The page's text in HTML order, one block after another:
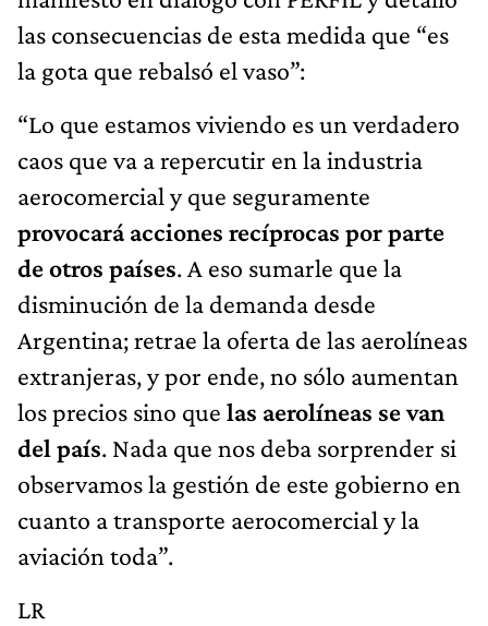
las consecuencias de esta medida que “es
la gota que rebalsó el vaso”:
“Lo que estamos viviendo es un verdadero
caos que va a repercutir en la industria
aerocomercial y que seguramente
provocará acciones recíprocas por parte
de otros países. A eso sumarle que la
disminución de la demanda desde
Argentina; retrae la oferta de las aerolíneas
extranjeras, y por ende, no sólo aumentan
los precios sino que las aerolíneas se van
del país. Nada que nos deba sorprender si
observamos la gestión de este gobierno en
cuanto a transporte aerocomercial y la
aviación toda”.
LR